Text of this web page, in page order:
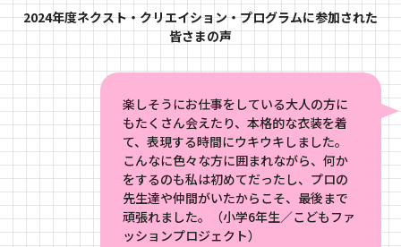
プログラムレポート
アーカイブムービー
参加者の声
サイトポリシー
プライバシーポリシー
ウェブアクセシビリティ
Jp En やさしい日本語
2024年度ネクスト・クリエイション・プログラムに参加された
皆さまの声
楽しそうにお仕事をしている大人の方に
もたくさん会えたり、本格的な衣装を着
て、表現する時間にウキウキしました。
こんなに色々な方に囲まれながら、何か
をするのも私は初めてだったし、プロの
先生達や仲間がいたからこそ、最後まで
頑張れました。（小学6年生／こどもファ
ッションプロジェクト）